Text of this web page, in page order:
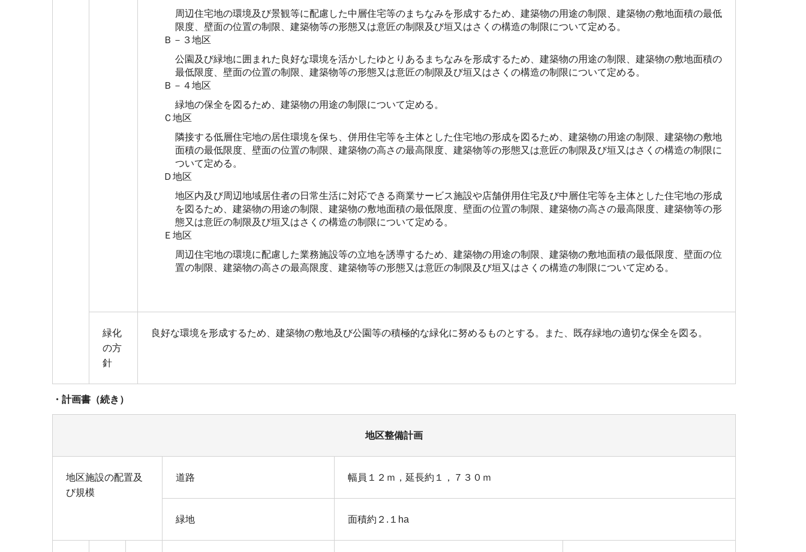
周辺住宅地の環境及び景観等に配慮した中層住宅等のまちなみを形成するため、建築物の用途の制限、建築物の敷地面積の最低
限度、壁面の位置の制限、建築物等の形態又は意匠の制限及び垣又はさくの構造の制限について定める。
Ｂ－３地区
公園及び緑地に囲まれた良好な環境を活かしたゆとりあるまちなみを形成するため、建築物の用途の制限、建築物の敷地面積の
最低限度、壁面の位置の制限、建築物等の形態又は意匠の制限及び垣又はさくの構造の制限について定める。
Ｂ－４地区
緑地の保全を図るため、建築物の用途の制限について定める。
Ｃ地区
隣接する低層住宅地の居住環境を保ち、併用住宅等を主体とした住宅地の形成を図るため、建築物の用途の制限、建築物の敷地
面積の最低限度、壁面の位置の制限、建築物の高さの最高限度、建築物等の形態又は意匠の制限及び垣又はさくの構造の制限に
ついて定める。
Ｄ地区
地区内及び周辺地域居住者の日常生活に対応できる商業サービス施設や店舗併用住宅及び中層住宅等を主体とした住宅地の形成
を図るため、建築物の用途の制限、建築物の敷地面積の最低限度、壁面の位置の制限、建築物の高さの最高限度、建築物等の形
態又は意匠の制限及び垣又はさくの構造の制限について定める。
Ｅ地区
周辺住宅地の環境に配慮した業務施設等の立地を誘導するため、建築物の用途の制限、建築物の敷地面積の最低限度、壁面の位
置の制限、建築物の高さの最高限度、建築物等の形態又は意匠の制限及び垣又はさくの構造の制限について定める。
緑化
の方
針
良好な環境を形成するため、建築物の敷地及び公園等の積極的な緑化に努めるものとする。また、既存緑地の適切な保全を図る。
・計画書（続き）
地区整備計画
地区施設の配置及
び規模
道路 幅員１２ｍ，延長約１，７３０ｍ
緑地 面積約２.１ha